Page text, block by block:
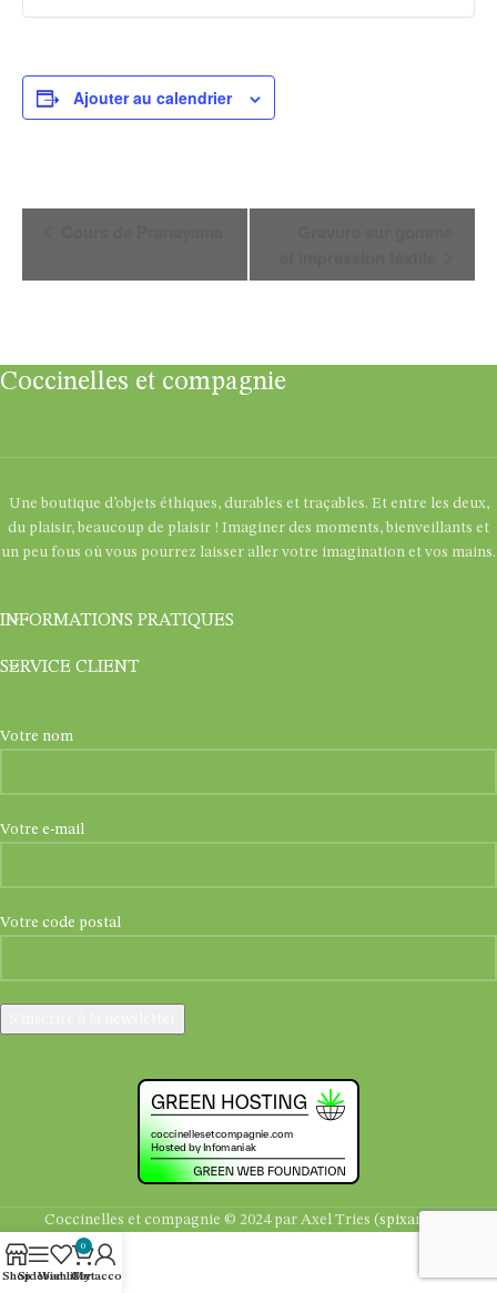
Ajouter au calendrier
Coccinelles et compagnie
Une boutique d’objets éthiques, durables et traçables. Et entre les deux,
du plaisir, beaucoup de plaisir ! Imaginer des moments, bienveillants et
un peu fous où vous pourrez laisser aller votre imagination et vos mains.
INFORMATIONS PRATIQUES
SERVICE CLIENT
Votre nom
Votre e-mail
Votre code postal
Coccinelles et compagnie © 2024 par Axel Tries (spixara.be
ShopSidebarWishlist
0
Cart
My account